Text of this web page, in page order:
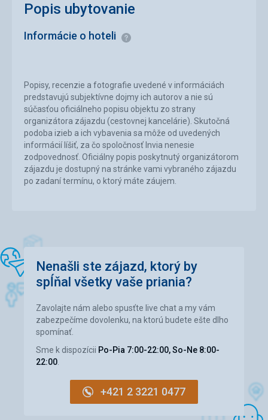
Popisy, recenzie a fotografie uvedené v informáciách
predstavujú subjektívne dojmy ich autorov a nie sú
súčasťou oficiálneho popisu objektu zo strany
organizátora zájazdu (cestovnej kancelárie). Skutočná
podoba izieb a ich vybavenia sa môže od uvedených
informácií líšiť, za čo spoločnosť Invia nenesie
zodpovednosť. Oficiálny popis poskytnutý organizátorom
zájazdu je dostupný na stránke vami vybraného zájazdu
po zadaní termínu, o ktorý máte záujem.
Popis ubytovanie
Informácie o hoteli Informácie
Nenašli ste zájazd, ktorý by
spĺňal všetky vaše priania?
Zavolajte nám alebo spusťte live chat a my vám
zabezpečíme dovolenku, na ktorú budete ešte dlho
spomínať.
Sme k dispozícii Po-Pia 7:00-22:00, So-Ne 8:00-
22:00
+421 2 3221 0477